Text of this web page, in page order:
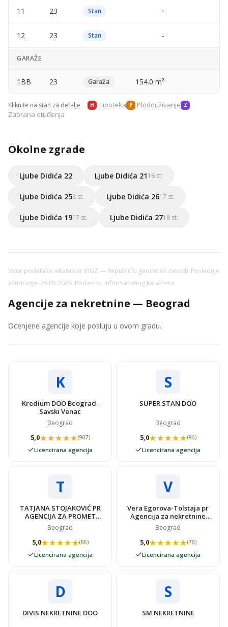
11 23 Stan -
12 23 Stan -
GARAŽE
1BB 23 Garaža 154.0 m²
Kliknite na stan za detalje H Hipoteka P Plodouživanje Z
Zabrana otuđenja
Okolne zgrade
Ljube Didića 22 Ljube Didića 2116 st.
Ljube Didića 258 st. Ljube Didića 2617 st.
Ljube Didića 1917 st. Ljube Didića 2718 st.
Izvor podataka: eKatastar (RGZ — Republički geodetski zavod). Poslednje
ažuriranje: 29.05.2026. Podaci su informativnog karaktera.
Agencije za nekretnine — Beograd
Ocenjene agencije koje posluju u ovom gradu.
K
Kredium DOO Beograd-
Savski Venac
Beograd
5,0★★★★★
★★★★★(907)
Licencirana agencija
S
SUPER STAN DOO
Beograd
5,0★★★★★
★★★★★(86)
Licencirana agencija
T
TATJANA STOJAKOVIĆ PR
AGENCIJA ZA PROMET
NEKRETNINAMA SUPER
STAN
Beograd
5,0★★★★★
★★★★★(86)
Licencirana agencija
V
Vera Egorova-Tolstaja pr
Agencija za nekretnine
VIDOVSTAN
Beograd
5,0★★★★★
★★★★★(76)
Licencirana agencija
D
DIVIS NEKRETNINE DOO
S
SM NEKRETNINE